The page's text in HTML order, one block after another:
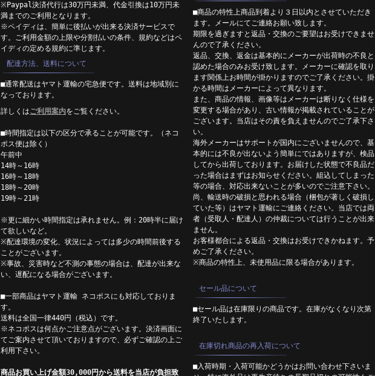
※Paypal決済代行は30万円未満、代金引換は10万円未
満までのご利用となります。
※ペイディは、簡単に後払いが出来る決済サービスで
す。ご利用金額の上限や分割払いの条件、規約などはペ
イディの定める規約に準じます。
配達方法、送料について
■通常配送はヤマト運輸の宅急便です。送料は地域別に
なっております。
詳しくはご利用案内をご覧ください。
■時間指定は以下の区分で承ることが可能です。（ネコ
ポス便は除く）
午前中
14時～16時
16時～18時
18時～20時
19時～21時
※更に細かい時間指定は承れません。例：20時半に届け
て欲しいなど。
※配達環境の変化、状況によっては多少の時間前後する
ことがございます。
※事故、災害時など不測の事態の場合は、配達が出来な
い、遅配になる場合がございます。
■一部商品はヤマト運輸 ネコポスにも対応しておりま
す。
送料は全国一律440円（税込）です。
※ネコポスは何点かご注意点がございます。決済画面に
てご案内させて頂いておりますので、必ずご確認の上ご
利用下さい。
商品お買い上げ金額30,000円から送料を当店が負担致
■商品の特性上商品到着より３日以内とさせていただき
ます。メールにてご連絡お願い致します。
期限を過ぎますと返品・交換のご要望はお受けできませ
んので了承ください。
返品、交換、返金は基本的にメーカーが出荷時の不良と
認めた場合のみお受け致します。メーカーに確認を取り
ます関係上お時間が掛かりますのでご了承ください。掛
かる時間はメーカーによって異なります。
また、商品の情報、画像等はメーカーは断りなく仕様を
変更する場合があり、古い情報が掲載されていることが
ございます。当店はその責を負えませんのでご了承下さ
い。
海外メーカーはサポートが国内にございませんので、基
本的には不良が出ないよう簡単にではありますが、検品
してから出荷しております。お届けした状態で不良品だ
った場合はまずはお知らせください。組込してしまった
等の場合、対応出来ないことが多いのでご注意下さい。
尚、輸送時の破損と思われる場合（梱包が著しく破損し
ていた等）はヤマト運輸にご連絡ください。当店では両
者（受取人・配達人）の仲裁については行うことが出来
ません。
お客様都合による返品・交換はお受けできかねます。予
めご了承ください。
※商品の特性上、未使用品に限る場合があります。
セール品について
■セール品は在庫限りの商品です。在庫がなくなり次第
終了いたします。
在庫切れ商品の再入荷について
■入荷時期・入荷可能かどうかはお問い合わせ下さいま